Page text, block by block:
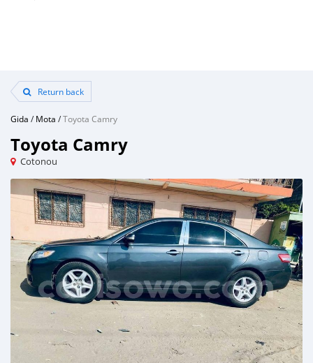
Return back
Gida /Mota /Toyota Camry
Toyota Camry
Cotonou